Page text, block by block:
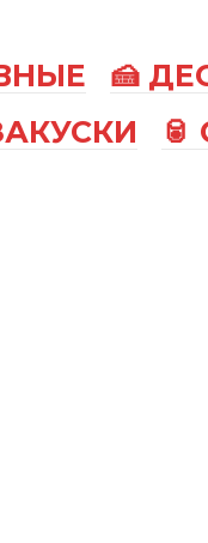
🍰